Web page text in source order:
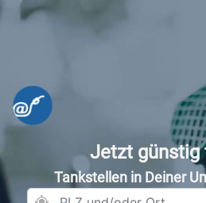
Jetzt günstig
Tankstellen in Deiner